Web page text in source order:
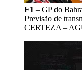
F1 – GP do
Previsão de
CERTEZA –